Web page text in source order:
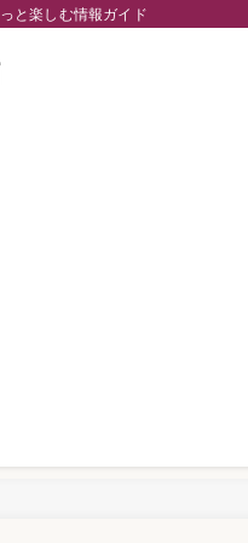
と楽しむ情報ガイド